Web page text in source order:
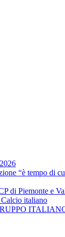
“è tempo di
di Piemonte e
italiano